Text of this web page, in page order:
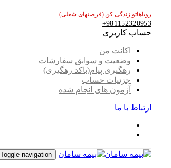
پرش
پرش
محتوا
رویاهاتو زندگی کن (فرصتهای شغلی)
981152320953+
حساب کاربری
اکانت من
وضعیت و سوابق سفارشات
رهگیری پیام(باکد رهگیری)
جزئیات حساب
آزمون های انجام شده
ارتباط با ما
Toggle navigation